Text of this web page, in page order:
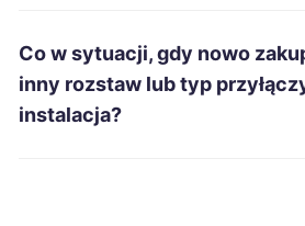
Łomża
Gniezno
Co w sytuacji, gdy nowo
inny rozstaw lub typ
instalacja?